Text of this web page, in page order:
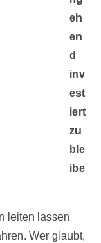
eh
en
d
inv
est
iert
zu
ble
ibe
leiten lassen
Wer glaubt,